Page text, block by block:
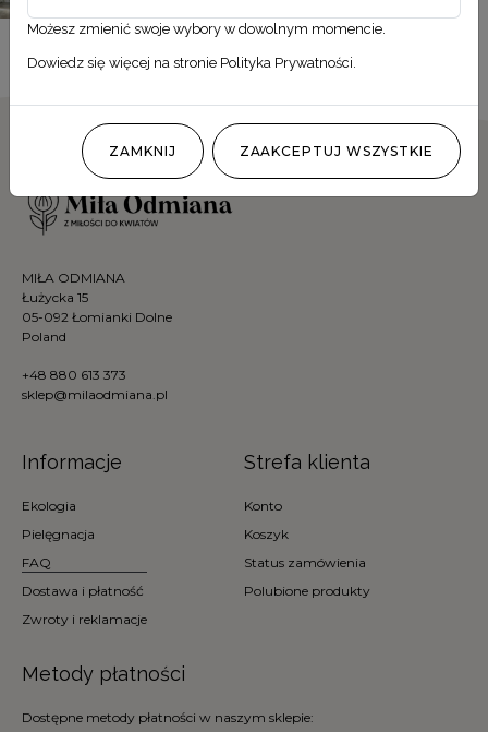
MIŁA ODMIANA
Łużycka 15
05-092 Łomianki Dolne
Poland
+48 880 613 373
sklep@milaodmiana.pl
Informacje
Ekologia
Pielęgnacja
FAQ
Dostawa i płatność
Zwroty i reklamacje
Strefa klienta
Konto
Koszyk
Status zamówienia
Polubione produkty
Metody płatności
Dostępne metody płatności w naszym sklepie:
Możesz zmienić swoje wybory w dowolnym momencie.
Dowiedz się więcej na stronie Polityka Prywatności.
ZAMKNIJ ZAAKCEPTUJ WSZYSTKIE